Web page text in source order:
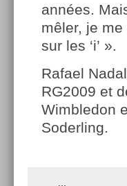
années.
mêler, je
sur les ‘i’ ».
Rafael
RG2009 et
Wimbledon
Soderling.